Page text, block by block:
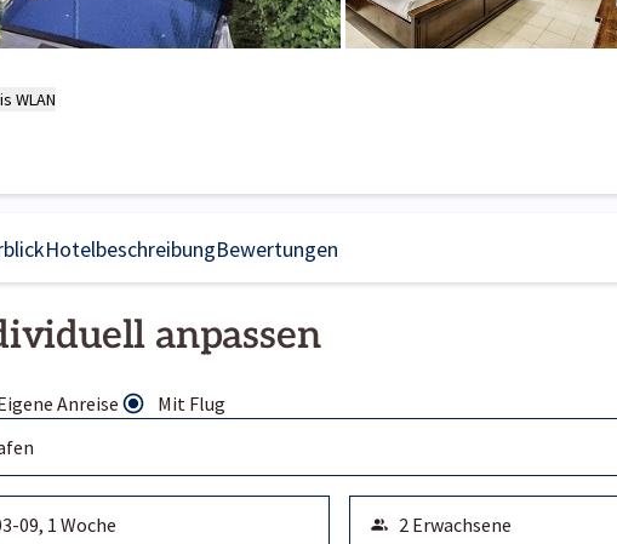
WLAN
HotelbeschreibungBewertungen
anpassen
Anreise Mit Flug